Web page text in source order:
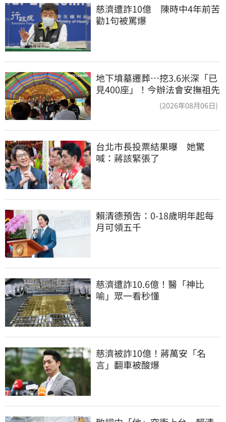
慈濟遭詐10億　陳時中4年前苦
勸1句被罵爆
地下墳墓遷葬…挖3.6米深「已
見400座」！今辦法會安撫祖先
(2026年08月06日)
台北市長投票結果曝　她驚
喊：蔣該緊張了
賴清德預告：0-18歲明年起每
月可領五千
慈濟遭詐10.6億！醫「神比
喻」眾一看秒懂
慈濟被詐10億！蔣萬安「名
言」翻車被酸爆